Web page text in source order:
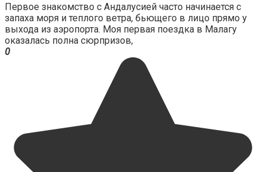
Первое знакомство с Андалусией часто начинается с
запаха моря и теплого ветра, бьющего в лицо прямо у
выхода из аэропорта. Моя первая поездка в Малагу
оказалась полна сюрпризов,
0